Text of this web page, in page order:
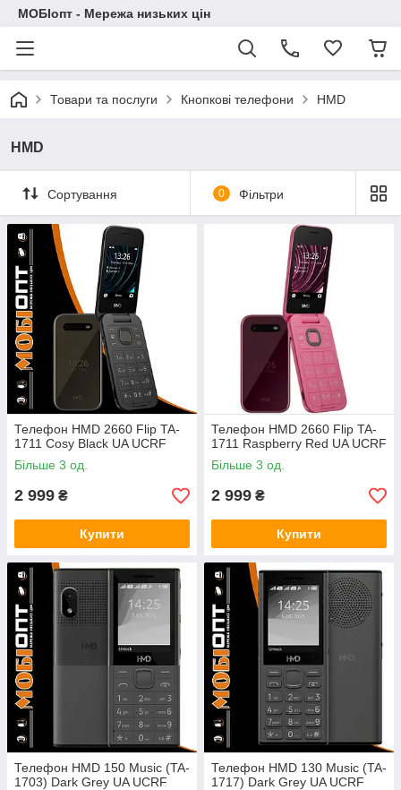
МОБІопт - Мережа низьких цін
Товари та послуги Кнопкові телефони HMD
HMD
Сортування 0 Фільтри
Телефон HMD 2660 Flip TA-
1711 Cosy Black UA UCRF
Більше 3 од.
2 999 ₴
Купити
Телефон HMD 2660 Flip TA-
1711 Raspberry Red UA UCRF
Більше 3 од.
2 999 ₴
Купити
Телефон HMD 150 Music (TA-
1703) Dark Grey UA UCRF
Телефон HMD 130 Music (TA-
1717) Dark Grey UA UCRF